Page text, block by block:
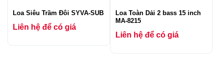
Loa Siêu Trầm Đôi SYVA-SUB
Liên hệ để có giá
Loa Toàn Dải 2 bass 15 inch
MA-8215
Liên hệ để có giá